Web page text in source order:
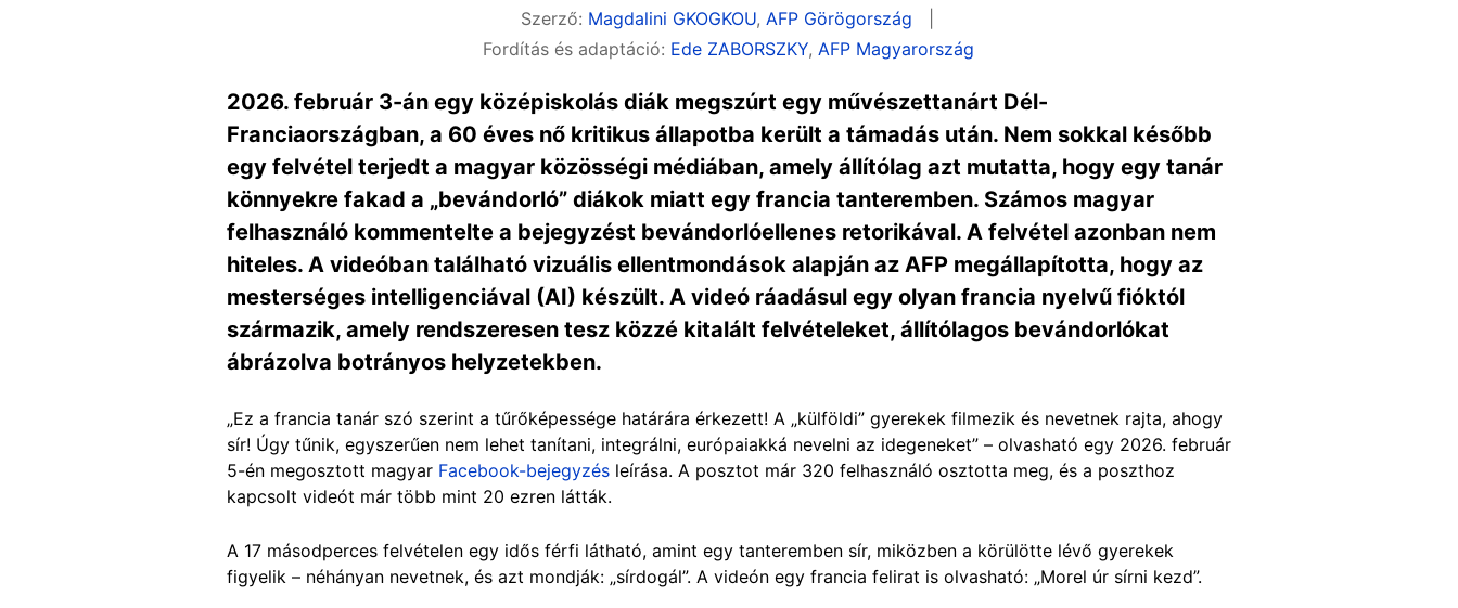
Szerző: Magdalini GKOGKOU, AFP Görögország
Fordítás és adaptáció: Ede ZABORSZKY, AFP Magyarország
2026. február 3-án egy középiskolás diák megszúrt egy művészettanárt Dél-
Franciaországban, a 60 éves nő kritikus állapotba került a támadás után. Nem sokkal később
egy felvétel terjedt a magyar közösségi médiában, amely állítólag azt mutatta, hogy egy tanár
könnyekre fakad a „bevándorló” diákok miatt egy francia tanteremben. Számos magyar
felhasználó kommentelte a bejegyzést bevándorlóellenes retorikával. A felvétel azonban nem
hiteles. A videóban található vizuális ellentmondások alapján az AFP megállapította, hogy az
mesterséges intelligenciával (AI) készült. A videó ráadásul egy olyan francia nyelvű fióktól
származik, amely rendszeresen tesz közzé kitalált felvételeket, állítólagos bevándorlókat
ábrázolva botrányos helyzetekben.
„Ez a francia tanár szó szerint a tűrőképessége határára érkezett! A „külföldi” gyerekek filmezik és nevetnek rajta, ahogy
sír! Úgy tűnik, egyszerűen nem lehet tanítani, integrálni, európaiakká nevelni az idegeneket” – olvasható egy 2026. február
5-én megosztott magyar Facebook-bejegyzés leírása. A posztot már 320 felhasználó osztotta meg, és a poszthoz
kapcsolt videót már több mint 20 ezren látták.
A 17 másodperces felvételen egy idős férfi látható, amint egy tanteremben sír, miközben a körülötte lévő gyerekek
figyelik – néhányan nevetnek, és azt mondják: „sírdogál”. A videón egy francia felirat is olvasható: „Morel úr sírni kezd”.